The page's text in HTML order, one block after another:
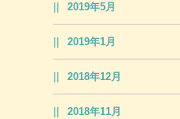
2019年5月
2019年1月
2018年12月
2018年11月